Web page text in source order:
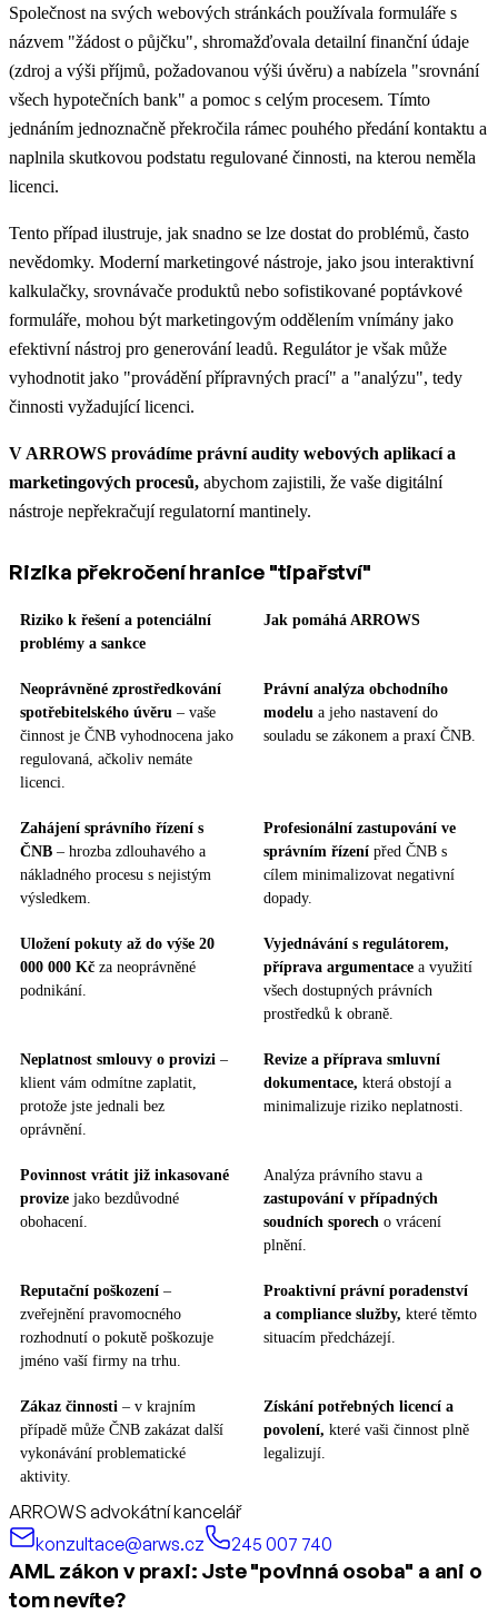
Společnost na svých webových stránkách používala formuláře s
názvem "žádost o půjčku", shromažďovala detailní finanční údaje
(zdroj a výši příjmů, požadovanou výši úvěru) a nabízela "srovnání
všech hypotečních bank" a pomoc s celým procesem. Tímto
jednáním jednoznačně překročila rámec pouhého předání kontaktu a
naplnila skutkovou podstatu regulované činnosti, na kterou neměla
licenci.
Tento případ ilustruje, jak snadno se lze dostat do problémů, často
nevědomky. Moderní marketingové nástroje, jako jsou interaktivní
kalkulačky, srovnávače produktů nebo sofistikované poptávkové
formuláře, mohou být marketingovým oddělením vnímány jako
efektivní nástroj pro generování leadů. Regulátor je však může
vyhodnotit jako "provádění přípravných prací" a "analýzu", tedy
činnosti vyžadující licenci.
V ARROWS provádíme právní audity webových aplikací a
marketingových procesů, abychom zajistili, že vaše digitální
nástroje nepřekračují regulatorní mantinely.
Rizika překročení hranice "tipařství"
Riziko k řešení a potenciální
problémy a sankce
Jak pomáhá ARROWS
Neoprávněné zprostředkování
spotřebitelského úvěru – vaše
činnost je ČNB vyhodnocena jako
regulovaná, ačkoliv nemáte
licenci.
Právní analýza obchodního
modelu a jeho nastavení do
souladu se zákonem a praxí ČNB.
Zahájení správního řízení s
ČNB – hrozba zdlouhavého a
nákladného procesu s nejistým
výsledkem.
Profesionální zastupování ve
správním řízení před ČNB s
cílem minimalizovat negativní
dopady.
Uložení pokuty až do výše 20
000 000 Kč za neoprávněné
podnikání.
Vyjednávání s regulátorem,
příprava argumentace a využití
všech dostupných právních
prostředků k obraně.
Neplatnost smlouvy o provizi –
klient vám odmítne zaplatit,
protože jste jednali bez
oprávnění.
Revize a příprava smluvní
dokumentace, která obstojí a
minimalizuje riziko neplatnosti.
Povinnost vrátit již inkasované
provize jako bezdůvodné
obohacení.
Analýza právního stavu a
zastupování v případných
soudních sporech o vrácení
plnění.
Reputační poškození –
zveřejnění pravomocného
rozhodnutí o pokutě poškozuje
jméno vaší firmy na trhu.
Proaktivní právní poradenství
a compliance služby, které těmto
situacím předcházejí.
Zákaz činnosti – v krajním
případě může ČNB zakázat další
vykonávání problematické
aktivity.
Získání potřebných licencí a
povolení, které vaši činnost plně
legalizují.
ARROWS advokátní kancelář
konzultace@arws.cz
245 007 740
AML zákon v praxi: Jste "povinná osoba" a ani o
tom nevíte?